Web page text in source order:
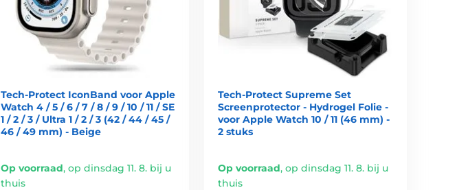
Tech-Protect IconBand voor Apple
Watch 4 / 5 / 6 / 7 / 8 / 9 / 10 / 11 / SE
1 / 2 / 3 / Ultra 1 / 2 / 3 (42 / 44 / 45 /
46 / 49 mm) - Beige
Op voorraad, op dinsdag 11. 8. bij u
thuis
Tech-Protect Supreme Set
Screenprotector - Hydrogel Folie -
voor Apple Watch 10 / 11 (46 mm) -
2 stuks
Op voorraad,op dinsdag 11. 8. bij u
thuis